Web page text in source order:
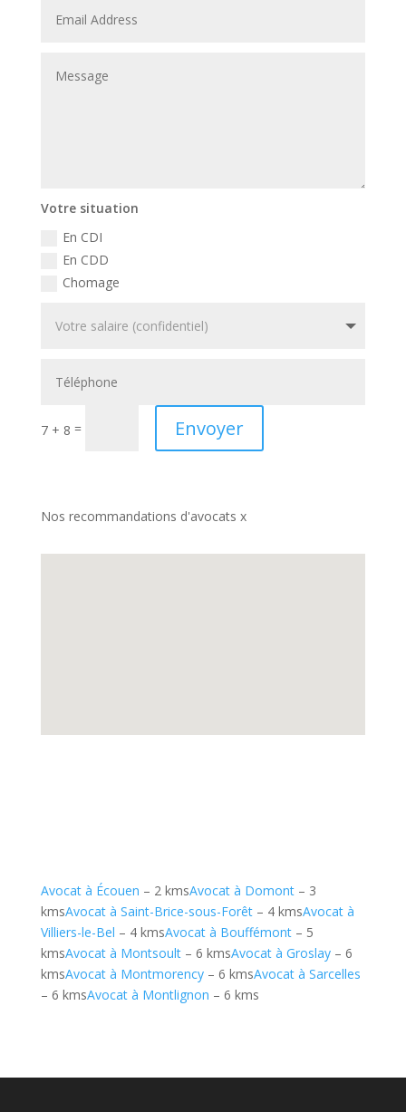
Votre situation
En CDI
En CDD
Chomage
7 + 8 = Envoyer
Nos recommandations d'avocats x
Avocat à Écouen – 2 kmsAvocat à Domont– 3
kmsAvocat à Saint-Brice-sous-Forêt– 4 kmsAvocat à
Villiers-le-Bel – 4 kmsAvocat à Bouffémont– 5
kmsAvocat à Montsoult– 6 kmsAvocat à Groslay– 6
kmsAvocat à Montmorency– 6 kmsAvocat à Sarcelles
– 6 kmsAvocat à Montlignon – 6 kms